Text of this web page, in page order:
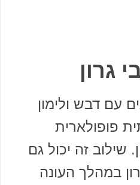
גרון
עם דבש ולימון
פופולארית
שילוב זה יכול גם
במהלך העונה